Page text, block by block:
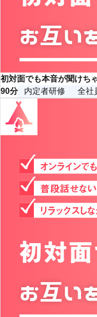
初対面でも本音が聞けち
90分
内定者研修 全社